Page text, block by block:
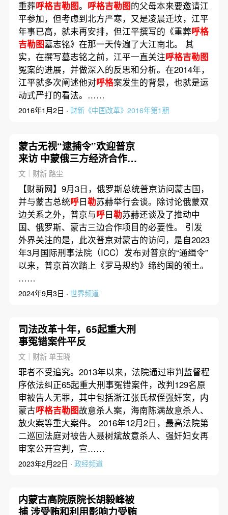
重葬呼格吉勒图。 呼格吉勒图的父母本来要邀请江
平参加，但考虑到北方严寒，又是凌晨迁坟，江平
年事已高，就未再安排，但江平撰写的《重葬呼格
吉勒图墓志铭》在那一天传遍了大江南北。 其
实，在撰写墓志铭之前，江平一直关注呼格吉勒图
冤案的进展，并做深入的反思和分析。在2014年，
江平就多次阐述他对呼格案发生的背景，也就是运
动式严打的看法。……
2016年1月2日 · 财新《中国改革》2016年第1期
蒙古无视“逮捕令”欢迎普京
来访 中蒙俄三方经济合作成
讨论议题
文｜财新 路尘
【财新网】9月3日，俄罗斯总统普京访问蒙古国，
并与蒙古总统呼日勒苏赫举行会谈。除讨论俄蒙双
边关系之外，普京与呼日勒苏赫还谈及了推动中
国、俄罗斯、蒙古三边合作项目的必要性。 引发
外界关注的是，此次普京对蒙古的访问，是自2023
年3月国际刑事法院（ICC）发布对普京的“通缉令”
以来，普京首次踏上《罗马规约》缔约国的领土。
……
2024年9月3日 · 世界频道
司法改革十年，65起重大刑
事冤错案件平反
文｜财新 单玉晓
罪者不受追究。2013年以来，法院通过审判监督程
序依法纠正65起重大刑事冤错案件，改判129名原
审被告人无罪，其中包括浙江张氏叔侄强奸案，内
蒙古呼格吉勒图故意杀人案，海南陈满故意杀人、
放火案等重大案件。 2016年12月2日，最高法院第
二巡回法庭对被告人聂树斌故意杀人、强奸妇女再
审案公开宣判，宣……
2023年2月22日 · 政经频道
内蒙古高院原院长胡毅峰被
捕 涉受贿和利用影响力受贿